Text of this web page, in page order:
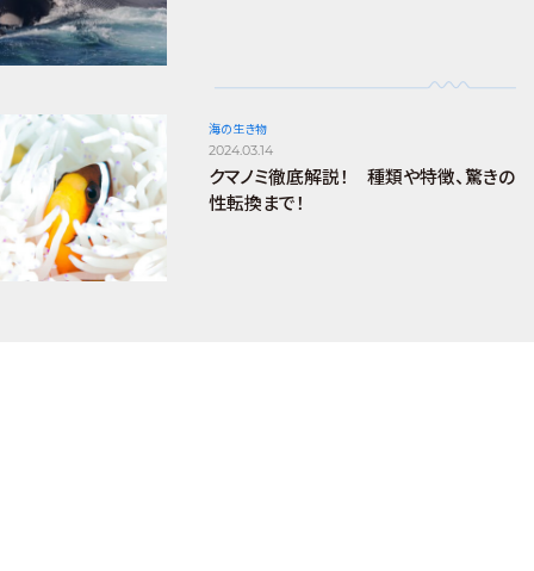
海の生き物
2024.03.14
クマノミ徹底解説！ 種類や特徴、驚きの
性転換まで！